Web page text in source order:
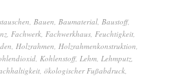
, Bauen, Baumaterial, Baustoff,
, Fachwerk, Fachwerkhaus, Feuchtigkeit,
, Holzrahmen, Holzrahmenkonstruktion,
, Kohlenstoff, Lehm, Lehmputz,
, ökologischer Fußabdruck,